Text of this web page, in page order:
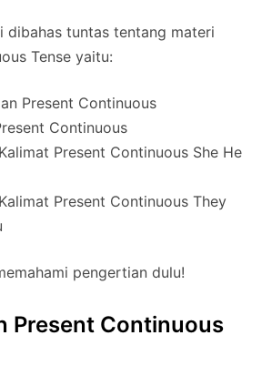
dibahas tuntas tentang materi
Tense yaitu:
Present Continuous
Continuous
Present Continuous She He
Present Continuous They
pengertian dulu!
Present Continuous